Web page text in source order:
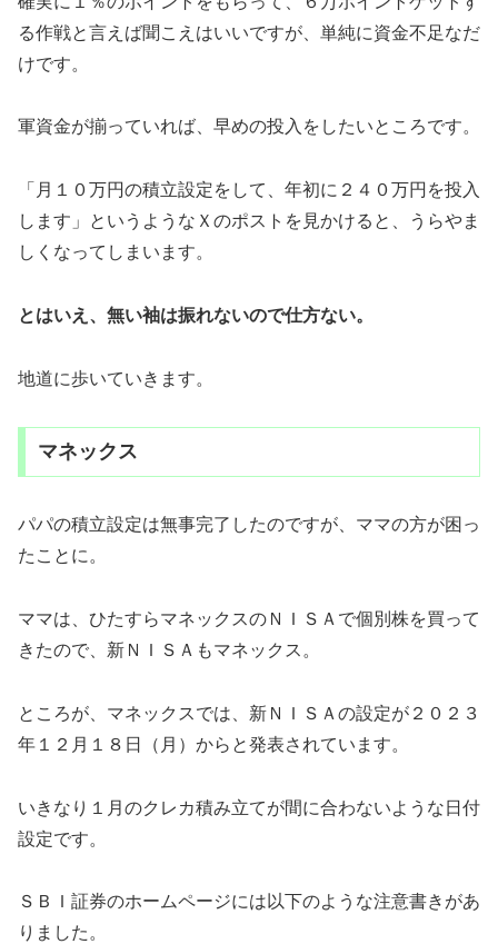
る作戦と言えば聞こえはいいですが、単純に資金不足なだ
けです。
軍資金が揃っていれば、早めの投入をしたいところです。
「月１０万円の積立設定をして、年初に２４０万円を投入
します」というようなＸのポストを見かけると、うらやま
しくなってしまいます。
とはいえ、無い袖は振れないので仕方ない。
地道に歩いていきます。
マネックス
パパの積立設定は無事完了したのですが、ママの方が困っ
たことに。
ママは、ひたすらマネックスのＮＩＳＡで個別株を買って
きたので、新ＮＩＳＡもマネックス。
ところが、マネックスでは、新ＮＩＳＡの設定が２０２３
年１２月１８日（月）からと発表されています。
いきなり１月のクレカ積み立てが間に合わないような日付
設定です。
ＳＢＩ証券のホームページには以下のような注意書きがあ
りました。